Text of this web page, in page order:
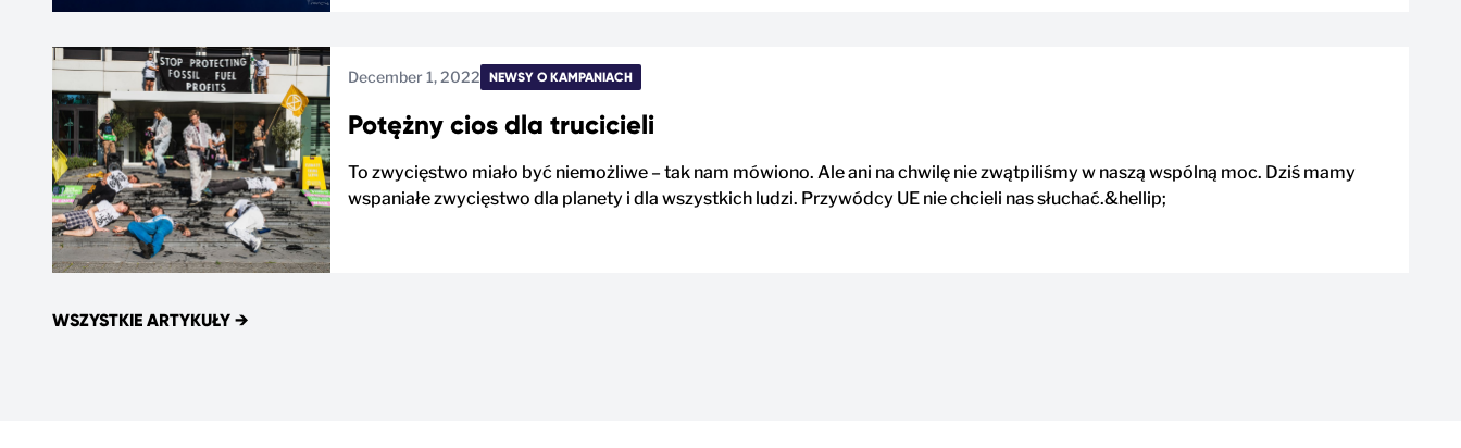
December 1, 2022 NEWSY O KAMPANIACH
Potężny cios dla trucicieli
To zwycięstwo miało być niemożliwe – tak nam mówiono. Ale ani na chwilę nie zwątpiliśmy w naszą wspólną moc. Dziś mamy
wspaniałe zwycięstwo dla planety i dla wszystkich ludzi. Przywódcy UE nie chcieli nas słuchać.&hellip;
WSZYSTKIE ARTYKUŁY →